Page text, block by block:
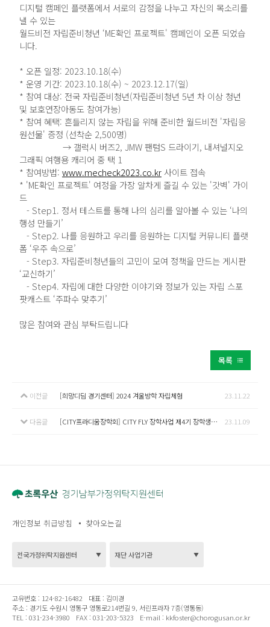
디지털 캠페인 플랫폼에서 서로의 감정을 나누고 자신의 목소리를
낼 수 있는
월드비전 자립준비청년 ‘ME확인 프로젝트' 캠페인이 오픈 되었습
니다.
* 오픈 일정: 2023.10.18(수)
* 운영 기간: 2023.10.18(수) ~ 2023.12.17(일)
* 참여 대상: 전국 자립준비청년(자립준비청년 5년 차 이상 청년
및 보호연장아동도 참여가능)
* 참여 혜택: 흔들리지 않는 자립을 위해 준비한 월드비전 '자립응
원선물' 증정 (선착순 2,500명)
→ 갤럭시 버즈2, JMW 팬텀S 드라이기, 내셔널지오
그래픽 여행용 캐리어 중 택 1
* 참여방법: www.mecheck2023.co.kr사이트 접속
* 'ME확인 프로젝트' 여정을 가장 알차게 즐길 수 있는 '갓벽' 가이
드
- Step1. 정서 테스트를 통해 나의 심리를 알아볼 수 있는 ‘나의
행성 만들기’
- Step2. 나를 응원하고 우리를 응원하는 디지털 커뮤니티 플랫
폼 ‘우주 속으로’
- Step3. 자립준비청년들의 고민이 모여 정책을 만드는 게시판
‘교신하기’
- Step4. 자립에 대한 다양한 이야기와 정보가 있는 자립 스포
팟캐스트 ‘주파수 맞추기’
많은 참여와 관심 부탁드립니다
목록
이전글 [희망디딤 경기센터] 2024 겨울방학 자립체험 23.11.22
다음글 [CITY프라디움장학회] CITY FLY 장학사업 제4기 장학생 모집 23.11.09
개인정보 취급방침 찾아오는길
고유번호 : 124-82-16482 대표 : 김미경
주소 : 경기도 수원시 영통구 영통로214번길 9, 서린프라자 7층(영통동)
TEL : 031-234-3980 FAX : 031-203-5323 E-mail : kkfoster@chorogusan.or.kr